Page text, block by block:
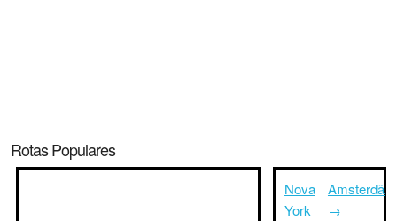
Rotas Populares
Nova
York
Amsterdã
→